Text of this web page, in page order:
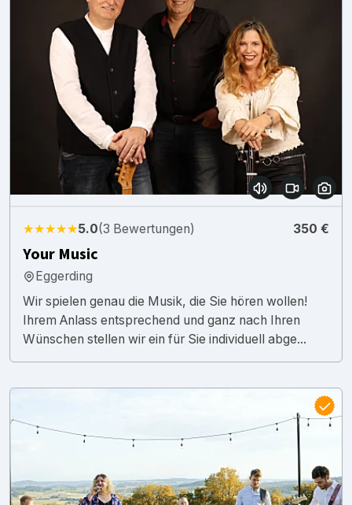
★★★★★5.0(3 Bewertungen) 350 €
Your Music
Eggerding
Wir spielen genau die Musik, die Sie hören wollen!
Ihrem Anlass entsprechend und ganz nach Ihren
Wünschen stellen wir ein für Sie individuell abge...